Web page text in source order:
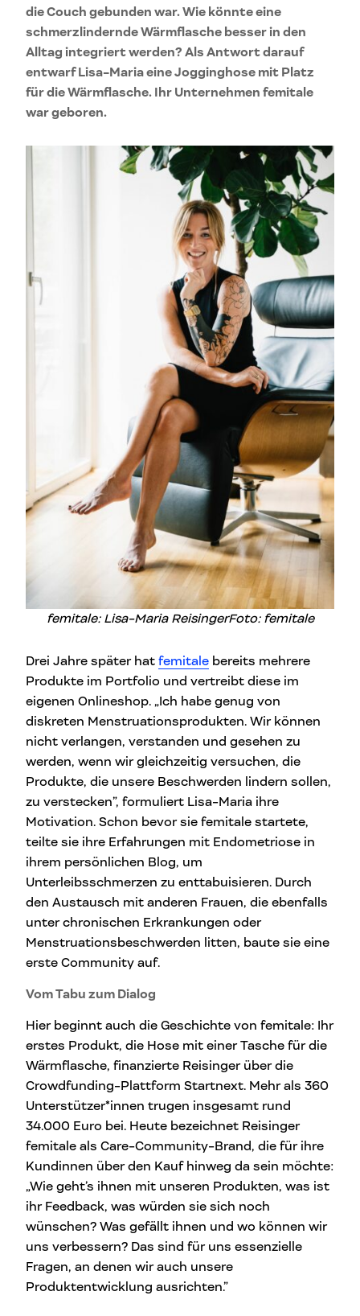
die Couch gebunden war. Wie könnte eine
schmerzlindernde Wärmflasche besser in den
Alltag integriert werden? Als Antwort darauf
entwarf Lisa-Maria eine Jogginghose mit Platz
für die Wärmflasche. Ihr Unternehmen femitale
war geboren.
femitale: Lisa-Maria ReisingerFoto: femitale
Drei Jahre später hat femitale bereits mehrere
Produkte im Portfolio und vertreibt diese im
eigenen Onlineshop. „Ich habe genug von
diskreten Menstruationsprodukten. Wir können
nicht verlangen, verstanden und gesehen zu
werden, wenn wir gleichzeitig versuchen, die
Produkte, die unsere Beschwerden lindern sollen,
zu verstecken”, formuliert Lisa-Maria ihre
Motivation. Schon bevor sie femitale startete,
teilte sie ihre Erfahrungen mit Endometriose in
ihrem persönlichen Blog, um
Unterleibsschmerzen zu enttabuisieren. Durch
den Austausch mit anderen Frauen, die ebenfalls
unter chronischen Erkrankungen oder
Menstruationsbeschwerden litten, baute sie eine
erste Community auf.
Vom Tabu zum Dialog
Hier beginnt auch die Geschichte von femitale: Ihr
erstes Produkt, die Hose mit einer Tasche für die
Wärmflasche, finanzierte Reisinger über die
Crowdfunding-Plattform Startnext. Mehr als 360
Unterstützer*innen trugen insgesamt rund
34.000 Euro bei. Heute bezeichnet Reisinger
femitale als Care-Community-Brand, die für ihre
Kundinnen über den Kauf hinweg da sein möchte:
„Wie geht’s ihnen mit unseren Produkten, was ist
ihr Feedback, was würden sie sich noch
wünschen? Was gefällt ihnen und wo können wir
uns verbessern? Das sind für uns essenzielle
Fragen, an denen wir auch unsere
Produktentwicklung ausrichten.”